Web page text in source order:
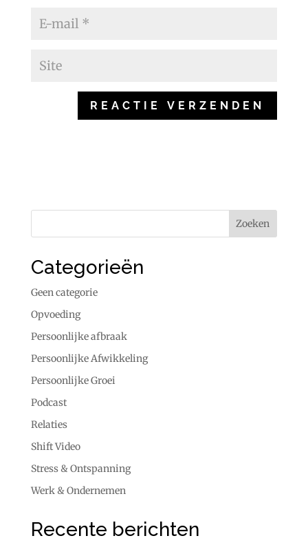
Categorieën
Geen categorie
Opvoeding
Persoonlijke afbraak
Persoonlijke Afwikkeling
Persoonlijke Groei
Podcast
Relaties
Shift Video
Stress & Ontspanning
Werk & Ondernemen
Recente berichten